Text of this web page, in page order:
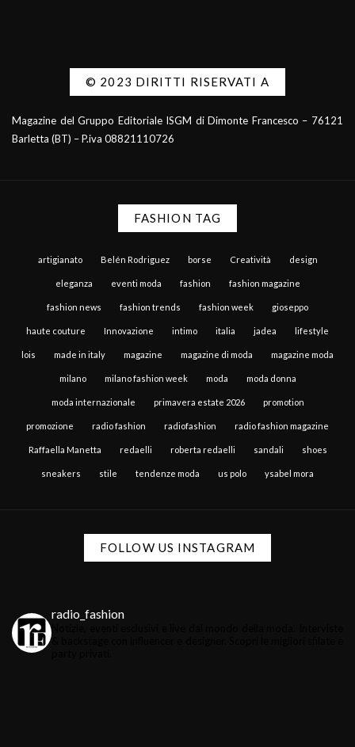
© 2023 DIRITTI RISERVATI A
Magazine del Gruppo Editoriale ISGM di Dimonte Francesco – 76121
Barletta (BT) – P.iva 08821110726
FASHION TAG
artigianato Belén Rodriguez borse Creatività design
eleganza eventi moda fashion fashion magazine
fashion news fashion trends fashion week gioseppo
haute couture Innovazione intimo italia jadea lifestyle
lois made in italy magazine magazine di moda magazine moda
milano milano fashion week moda moda donna
moda internazionale primavera estate 2026 promotion
promozione radio fashion radiofashion radio fashion magazine
Raffaella Manetta redaelli roberta redaelli sandali shoes
sneakers stile tendenze moda us polo ysabel mora
FOLLOW US INSTAGRAM
radio_fashion